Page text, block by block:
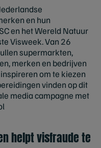
en hun
en het Wereld Natuur
Visweek. Van 26
supermarkten,
merken en bedrijven
om te kiezen
vinden op dit
media campagne met
helpt visfraude te